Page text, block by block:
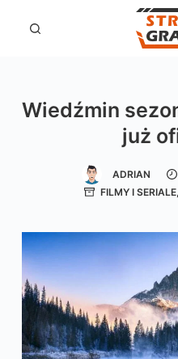
ś
c
Wiedźmin
już
ADRIAN
FILMY I SERIALE